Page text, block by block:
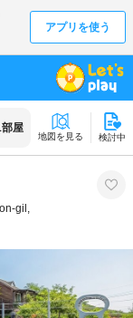
部屋
地図を見る 検討中
gil,